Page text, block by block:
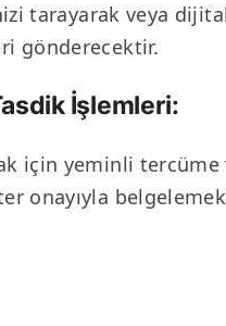
tarayarak veya
gönderecektir.
İşlemleri:
için yeminli
onayıyla